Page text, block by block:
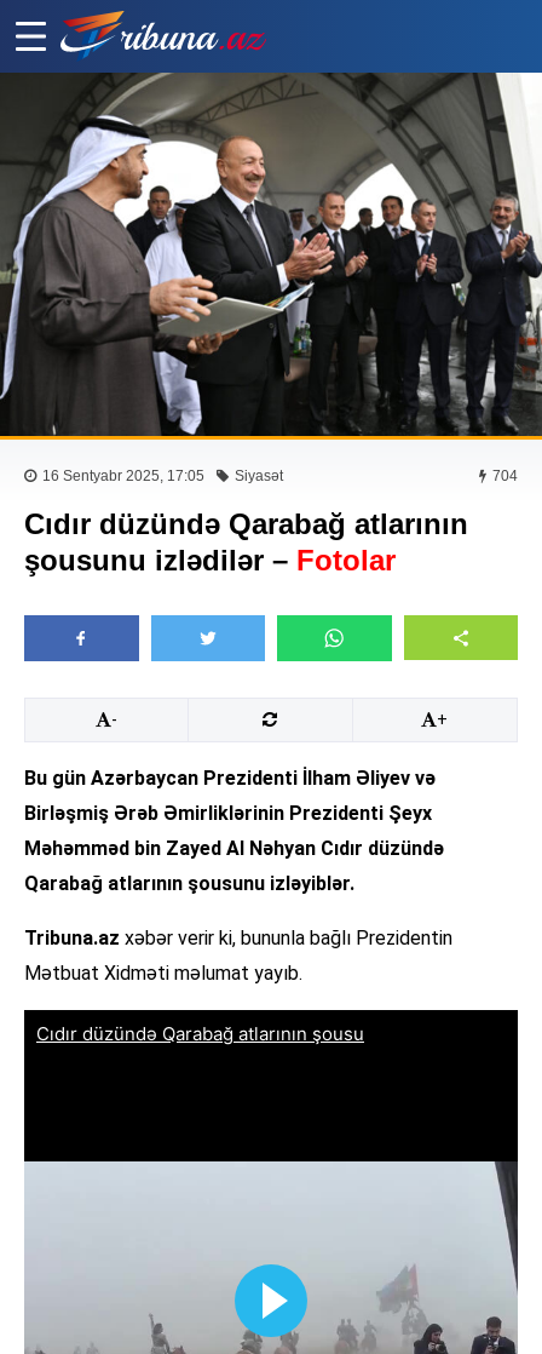
16 Sentyabr 2025, 17:05 Siyasət 704
Cıdır düzündə Qarabağ atlarının
şousunu izlədilər – Fotolar
- +
Bu gün Azərbaycan Prezidenti İlham Əliyev və
Birləşmiş Ərəb Əmirliklərinin Prezidenti Şeyx
Məhəmməd bin Zayed Al Nəhyan Cıdır düzündə
Qarabağ atlarının şousunu izləyiblər.
Tribuna.az xəbər verir ki, bununla bağlı Prezidentin
Mətbuat Xidməti məlumat yayıb.